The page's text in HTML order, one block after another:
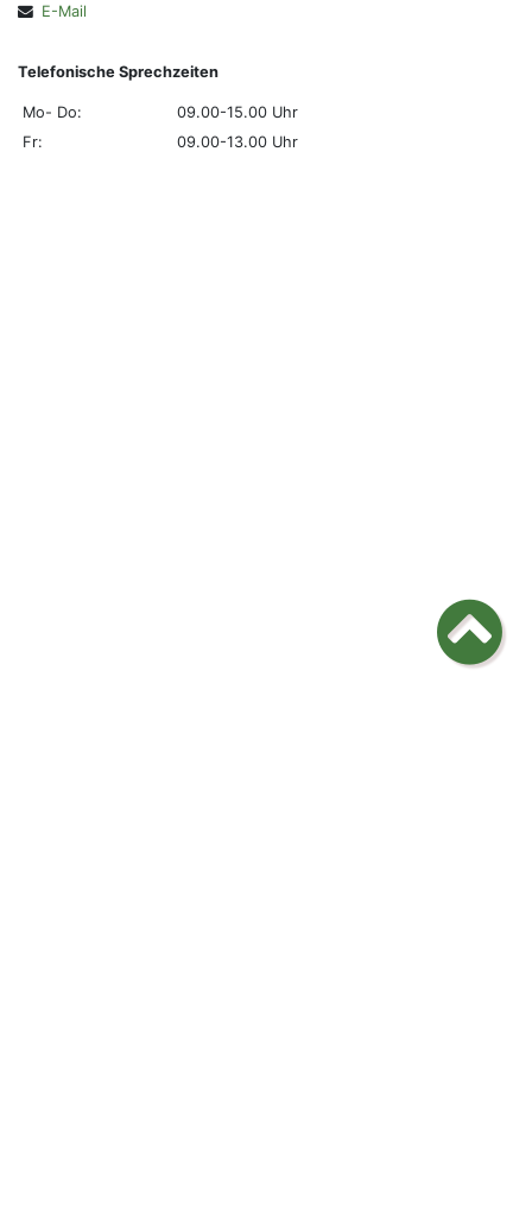
E-Mail
Telefonische Sprechzeiten
Mo- Do:
09.00-15.00 Uhr
Fr:
09.00-13.00 Uhr